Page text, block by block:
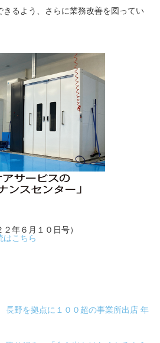
るよう、さらに業務改善を図ってい
年６月１０日号）
はこちら
野を拠点に１００超の事業所出店 年